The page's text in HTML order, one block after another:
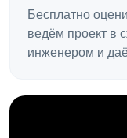
Бесплатно
ведём проект в
инженером и